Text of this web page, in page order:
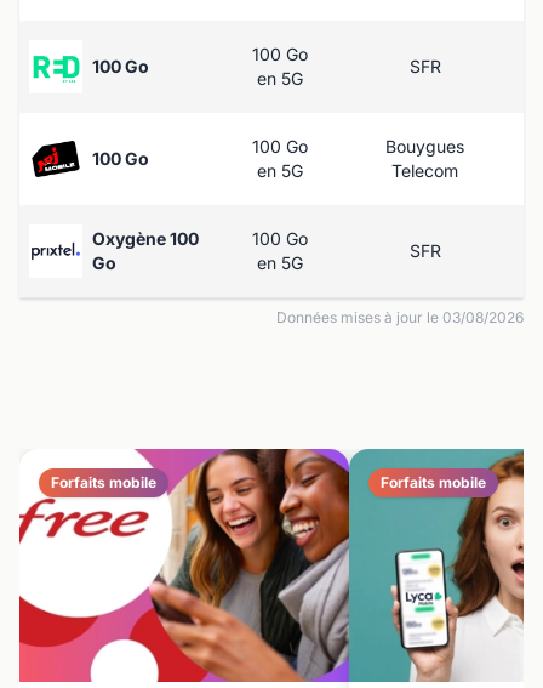
100 Go
100 Go
en 5G
SFR
100 Go
100 Go
en 5G
Bouygues
Telecom
Oxygène 100
Go
100 Go
en 5G
SFR
Données mises à jour le 03/08/2026
Forfaits mobile Forfaits mobile